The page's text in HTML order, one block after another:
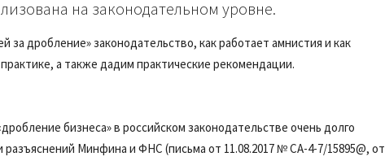
на законодательном уровне.
за дробление» законодательство, как работает амнистия и как
а также дадим практические рекомендации.
бизнеса» в российском законодательстве очень долго
Минфина и ФНС (письма от 11.08.2017 № СА-4-7/15895@, от